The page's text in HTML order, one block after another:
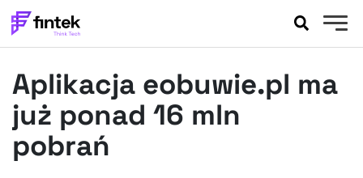
BANKOWOŚĆ
EVENTY
FELIETONY
WYWIADY
Aplikacja eobuwie.pl ma
już ponad 16 mln
pobrań